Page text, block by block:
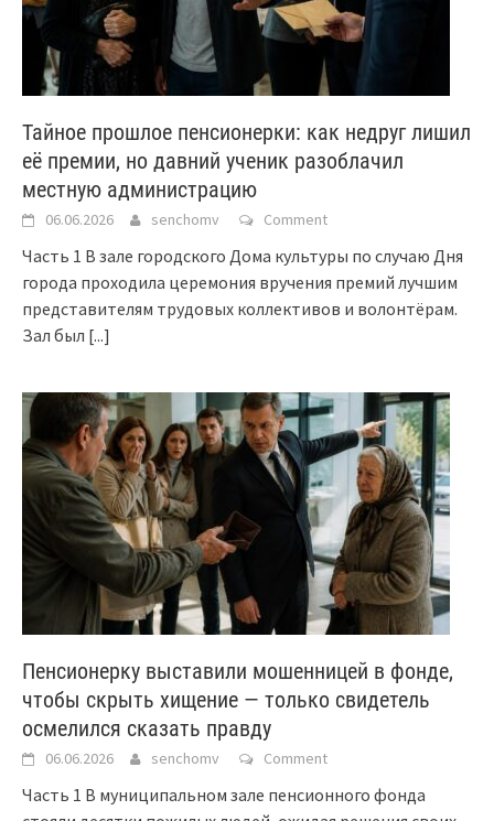
Тайное прошлое пенсионерки: как недруг лишил
её премии, но давний ученик разоблачил
местную администрацию
06.06.2026 senchomv Comment
Часть 1 В зале городского Дома культуры по случаю Дня
города проходила церемония вручения премий лучшим
представителям трудовых коллективов и волонтёрам.
Зал был [...]
Пенсионерку выставили мошенницей в фонде,
чтобы скрыть хищение — только свидетель
осмелился сказать правду
06.06.2026 senchomv Comment
Часть 1 В муниципальном зале пенсионного фонда